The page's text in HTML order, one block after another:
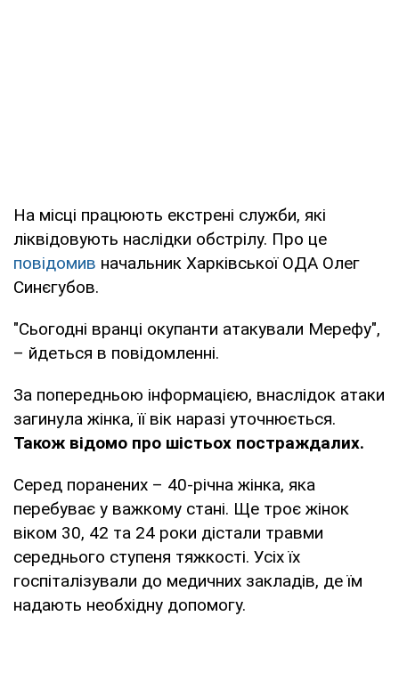
На місці працюють екстрені служби, які
ліквідовують наслідки обстрілу. Про це
повідомив начальник Харківської ОДА Олег
Синєгубов.
"Сьогодні вранці окупанти атакували Мерефу",
– йдеться в повідомленні.
За попередньою інформацією, внаслідок атаки
загинула жінка, її вік наразі уточнюється.
Також відомо про шістьох постраждалих.
Серед поранених – 40-річна жінка, яка
перебуває у важкому стані. Ще троє жінок
віком 30, 42 та 24 роки дістали травми
середнього ступеня тяжкості. Усіх їх
госпіталізували до медичних закладів, де їм
надають необхідну допомогу.